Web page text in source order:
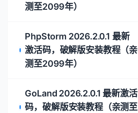
测至2099年）
PhpStorm 2026.2.0.1 最新
激活码，破解版安装教程（亲
测至2099年）
GoLand 2026.2.0.1 最新激活
码，破解版安装教程（亲测至